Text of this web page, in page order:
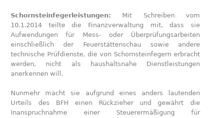
Schornsteinfegerleistungen: Mit Schreiben vom
10.1.2014 teilte die Finanzverwaltung mit, dass sie
Aufwendungen für Mess- oder Überprüfungsarbeiten
einschließlich der Feuerstättenschau sowie andere
technische Prüfdienste, die von Schornsteinfegern erbracht
werden, nicht als haushaltsnahe Dienstleistungen
anerkennen will.
Nunmehr macht sie aufgrund eines anders lautenden
Urteils des BFH einen Rückzieher und gewährt die
Inanspruchnahme einer Steuerermäßigung für